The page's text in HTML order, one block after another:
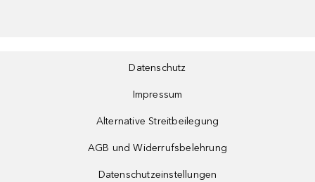
Datenschutz
Impressum
Alternative Streitbeilegung
AGB und Widerrufsbelehrung
Datenschutzeinstellungen